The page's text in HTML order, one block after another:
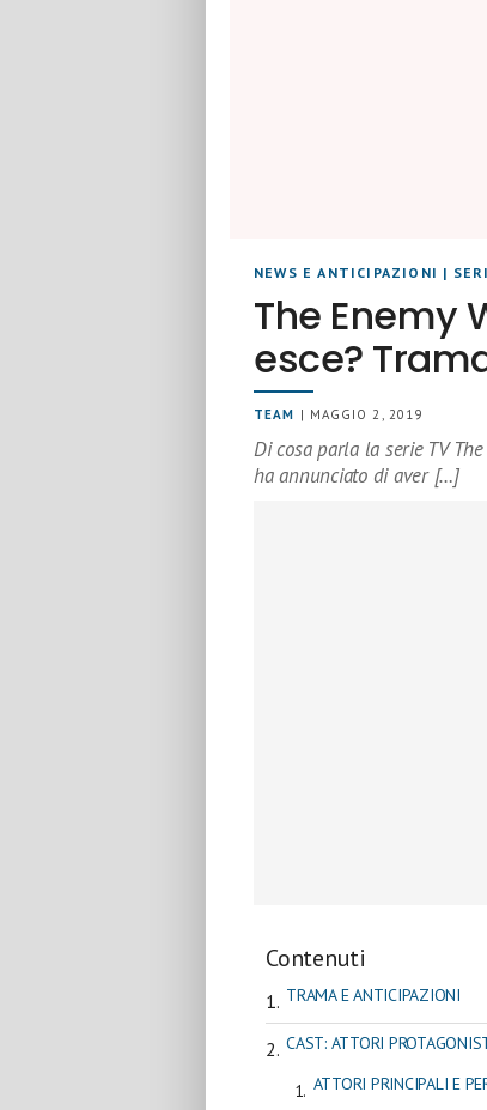
NEWS E ANTICIPAZIONI |
The Enemy
esce?
TEAM | MAGGIO 2, 2019
Di cosa parla la serie TV
ha annunciato di aver […]
Contenuti
TRAMA E ANTICIPAZIONI
CAST: ATTORI
ATTORI PRINCIPALI E